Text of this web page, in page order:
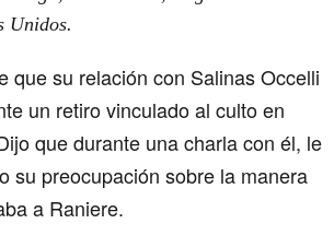
Unidos.
que su relación con Salinas Occelli
un retiro vinculado al culto en
que durante una charla con él, le
su preocupación sobre la manera
a Raniere.